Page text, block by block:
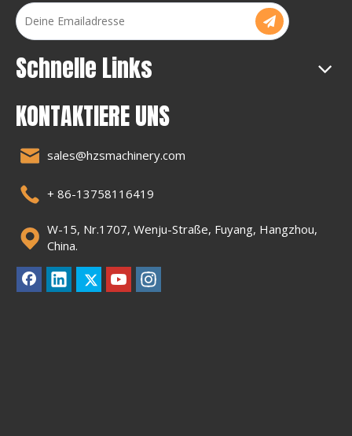
Schnelle Links
KONTAKTIERE UNS
sales@hzsmachinery.com
+ 86-13758116419
W-15, Nr.1707, Wenju-Straße, Fuyang, Hangzhou,
China.